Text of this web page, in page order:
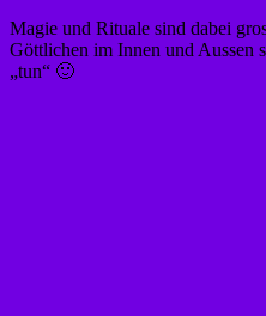
Magie und Rituale sind dabei
Göttlichen im Innen und Aussen
„tun“ 🙂